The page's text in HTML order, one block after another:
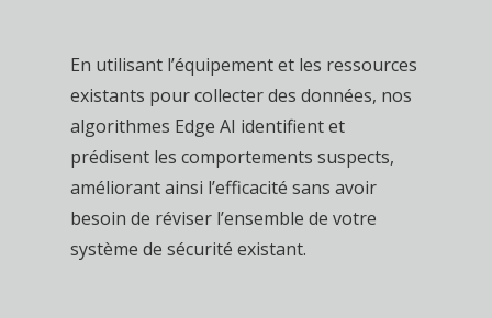
En utilisant l’équipement et les ressources
existants pour collecter des données, nos
algorithmes Edge AI identifient et
prédisent les comportements suspects,
améliorant ainsi l’efficacité sans avoir
besoin de réviser l’ensemble de votre
système de sécurité existant.